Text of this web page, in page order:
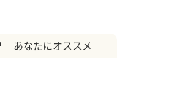
あなたにオススメ